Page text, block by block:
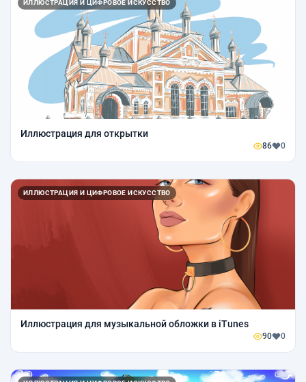
ИЛЛЮСТРАЦИЯ И ЦИФРОВОЕ ИСКУССТВО
Иллюстрация для открытки
86 0
ИЛЛЮСТРАЦИЯ И ЦИФРОВОЕ ИСКУССТВО
Иллюстрация для музыкальной обложки в iTunes
90 0